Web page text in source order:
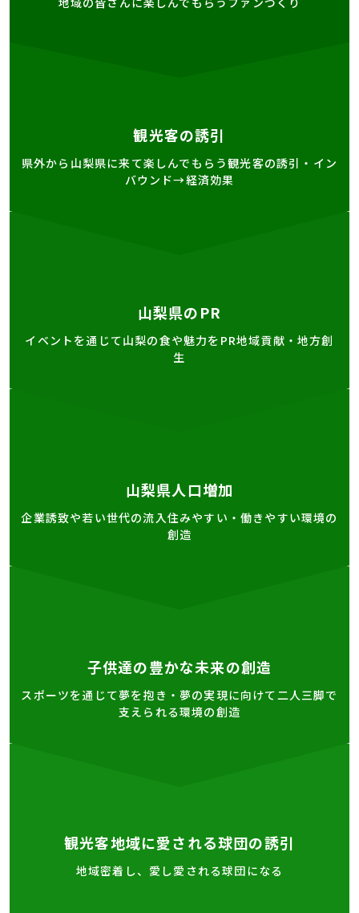
観光客の誘引
県外から山梨県に来て楽しんでもらう観光客の誘引・イン
バウンド→経済効果
山梨県のPR
イベントを通じて山梨の食や魅力をPR地域貢献・地方創
生
山梨県人口増加
企業誘致や若い世代の流入住みやすい・働きやすい環境の
創造
子供達の豊かな未来の創造
スポーツを通じて夢を抱き・夢の実現に向けて二人三脚で
支えられる環境の創造
観光客地域に愛される球団の誘引
地域密着し、愛し愛される球団になる